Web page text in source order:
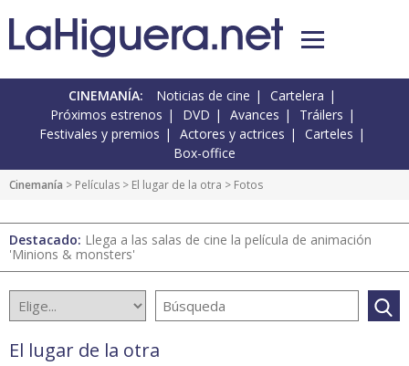
CINEMANÍA: Noticias de cine
Cartelera
Próximos estrenos
DVD Avances
Tráilers
Festivales y premios
Actores y actrices
Carteles
Box-office
Cinemanía > Películas > El lugar de la otra > Fotos
Destacado: Llega a las salas de cine la película de animación
'Minions & monsters'
El lugar de la otra